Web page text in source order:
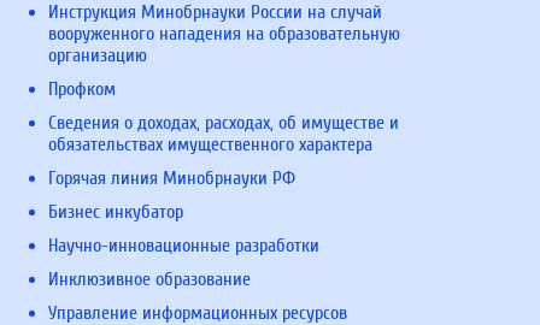
Инструкция Минобрнауки России на случай
вооруженного нападения на образовательную
организацию
Профком
Сведения о доходах, расходах, об имуществе и
обязательствах имущественного характера
Горячая линия Минобрнауки РФ
Бизнес инкубатор
Научно-инновационные разработки
Инклюзивное образование
Управление информационных ресурсов